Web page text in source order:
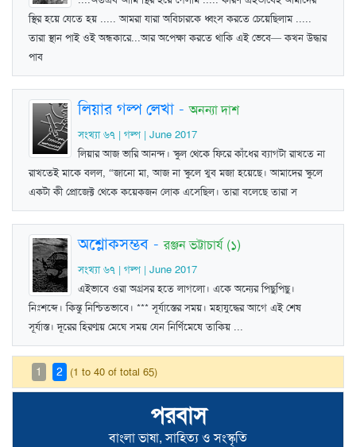
পরবাস
বাংলা ভাষা, সাহিত্য ও সংস্কৃতি
স্থির হয়ে যেতে হয় ..... আমরা যারা অবিচারকে ধ্বংস করতে চেয়েছিলাম .....
তারা স্থান পাই ওই অন্ধকারে...আর অপেক্ষা করতে থাকি এই ভেবে— কখন উদ্ধার
পাব
লিয়ার গল্প লেখা-অনন্যা দাশ
সংখ্যা ৬৭ | গল্প | June 2017
লিয়ার আজ ভারি আনন্দ। স্কুল থেকে ফিরে কাঁধের ব্যাগটা রাখতে না
রাখতেই মাকে বলল, “জানো মা, আজ না স্কুলে খুব মজা হয়েছে। আমাদের স্কুলে
একটা কী প্রোজেক্ট থেকে কয়েকজন লোক এসেছিল। তারা বলেছে তারা স
অশ্লোকসম্ভব -রঞ্জন ভট্টাচার্য (১)
সংখ্যা ৬৭ | গল্প | June 2017
এইভাবে ওরা অগ্রসর হতে লাগলো। একে অন্যের পিছুপিছু।
নিঃশব্দে। কিন্তু নিশ্চিতভাবে। *** সূর্যাস্তের সময়। মহাযুদ্ধের আগে এই শেষ
সূর্যাস্ত। দূরের হিরণ্ময় মেঘে সময় যেন নির্ণিমেষে তাকিয় ...
1 2 (1 to 40 of total 65)